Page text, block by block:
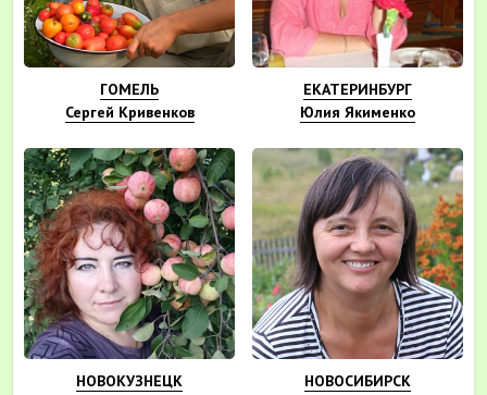
ГОМЕЛЬ
Сергей Кривенков
ЕКАТЕРИНБУРГ
Юлия Якименко
НОВОКУЗНЕЦК
НОВОСИБИРСК